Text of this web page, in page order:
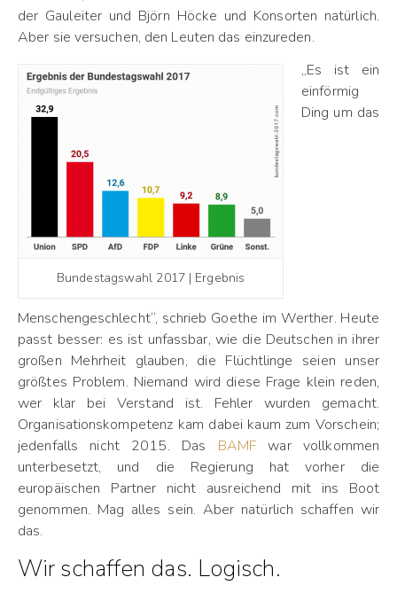
der Gauleiter und Björn Höcke und Konsorten natürlich.
Aber sie versuchen, den Leuten das einzureden.
Bundestagswahl 2017 | Ergebnis
„Es ist ein
einförmig
Ding um das
Menschengeschlecht“, schrieb Goethe im Werther. Heute
passt besser: es ist unfassbar, wie die Deutschen in ihrer
großen Mehrheit glauben, die Flüchtlinge seien unser
größtes Problem. Niemand wird diese Frage klein reden,
wer klar bei Verstand ist. Fehler wurden gemacht.
Organisationskompetenz kam dabei kaum zum Vorschein;
jedenfalls nicht 2015. Das BAMF war vollkommen
unterbesetzt, und die Regierung hat vorher die
europäischen Partner nicht ausreichend mit ins Boot
genommen. Mag alles sein. Aber natürlich schaffen wir
das.
Wir schaffen das. Logisch.